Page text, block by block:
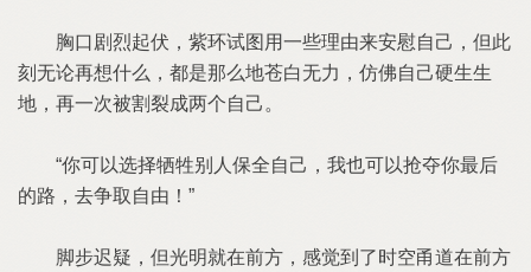
胸口剧烈起伏，紫环试图用一些理由来安慰自己，但此
刻无论再想什么，都是那么地苍白无力，仿佛自己硬生生
地，再一次被割裂成两个自己。
“你可以选择牺牲别人保全自己，我也可以抢夺你最后
的路，去争取自由！”
脚步迟疑，但光明就在前方，感觉到了时空甬道在前方